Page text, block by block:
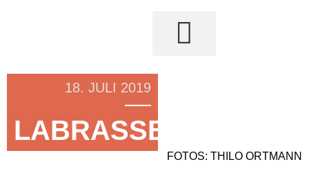
18. JULI 2019
LABRASSBANDA
FOTOS: THILO ORTMANN